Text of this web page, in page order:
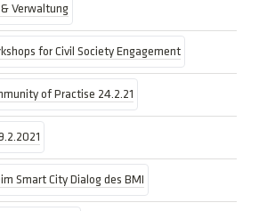
Verwaltung
for Civil Society Engagement
of Practise 24.2.21
Smart City Dialog des BMI